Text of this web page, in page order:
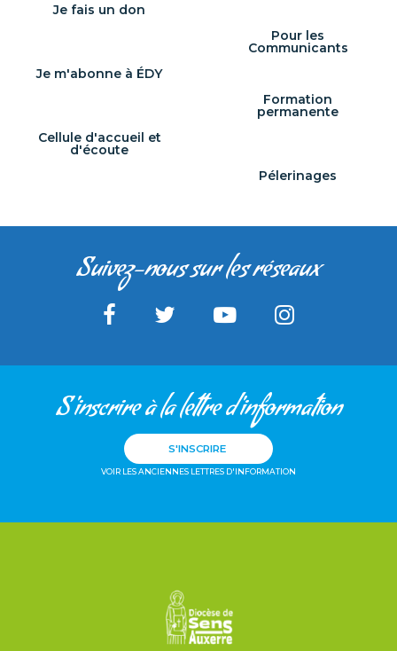
Je fais un don
Pour les
Communicants
Je m'abonne à ÉDY
Formation
permanente
Cellule d'accueil et
d'écoute
Pélerinages
Suivez-nous sur les réseaux
S'inscrire à la lettre d'information
S'INSCRIRE
VOIR LES ANCIENNES LETTRES D'INFORMATION